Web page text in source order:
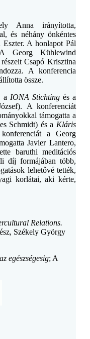
Anna irányította,
és néhány önkéntes
A honlapot Pál
Georg Kühlewind
Csapó Krisztina
A konferencia
össze.
a IONA Stichtingés a
A konferenciát
támogatta a
Schmidt) és a Kláris
a Georg
Javier Lantero,
baruthi meditációs
díj formájában több,
lehetővé tették,
korlátai, aki kérte,
Relations.
Székely György
egészségesig; A